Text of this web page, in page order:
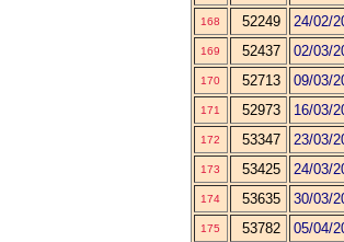
168 52249 24/02/
169 52437 02/03/
170 52713 09/03/
171 52973 16/03/
172 53347 23/03/
173 53425 24/03/
174 53635 30/03/
175 53782 05/04/